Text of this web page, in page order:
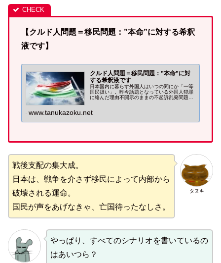
【クルド人問題＝移民問題：”本命”に対する希釈
液です】
クルド人問題＝移民問題：”本命”に対
する希釈液です
日本国内に暮らす外国人はいつの間にか「一等
国民扱い」。昨今話題となっている外国人犯罪
に絡んだ理由不開示のままの不起訴乱発問題。
口侵略の常套手段！
www.tanukazoku.net
タヌキ
戦後支配の集大成。
日本は、戦争を介さず移民によって内部から
破壊される運命。
国民が声をあげなきゃ、亡国待ったなしさ。
やっぱり、すべてのシナリオを書いているの
はあいつら？